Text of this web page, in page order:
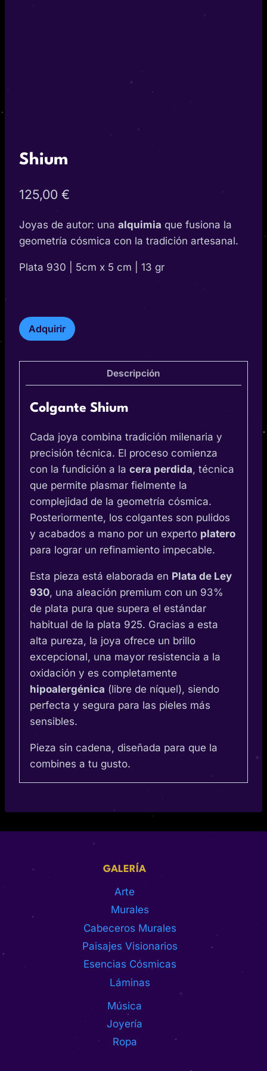
Shium
125,00 €
Joyas de autor: una alquimia que fusiona la
geometría cósmica con la tradición artesanal.
Plata 930 | 5cm x 5 cm | 13 gr
Shium
cantidad
Adquirir
Descripción
Colgante Shium
Cada joya combina tradición milenaria y
precisión técnica. El proceso comienza
con la fundición a la cera perdida, técnica
que permite plasmar fielmente la
complejidad de la geometría cósmica.
Posteriormente, los colgantes son pulidos
y acabados a mano por un experto platero
para lograr un refinamiento impecable.
Esta pieza está elaborada en Plata de Ley
930, una aleación premium con un 93%
de plata pura que supera el estándar
habitual de la plata 925. Gracias a esta
alta pureza, la joya ofrece un brillo
excepcional, una mayor resistencia a la
oxidación y es completamente
hipoalergénica (libre de níquel), siendo
perfecta y segura para las pieles más
sensibles.
Pieza sin cadena, diseñada para que la
combines a tu gusto.
GALERÍA
Arte
Murales
Cabeceros Murales
Paisajes Visionarios
Esencias Cósmicas
Láminas
Música
Joyería
Ropa